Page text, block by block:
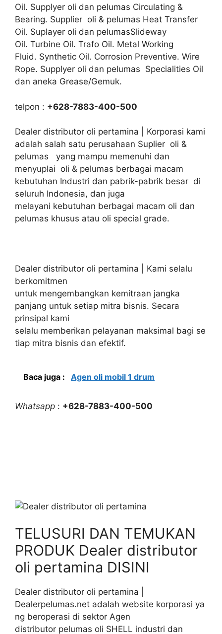
Oil. Supplyer oli dan pelumas Circulating &
Bearing. Supplier oli & pelumas Heat Transfer
Oil. Suplayer oli dan pelumasSlideway
Oil. Turbine Oil. Trafo Oil. Metal Working
Fluid. Synthetic Oil. Corrosion Preventive. Wire
Rope. Supplyer oli dan pelumas Specialities Oil
dan aneka Grease/Gemuk.
telpon : +628-7883-400-500
Dealer distributor oli pertamina | Korporasi kami
adalah salah satu perusahaan Suplier oli &
pelumas yang mampu memenuhi dan
menyuplai oli & pelumas berbagai macam
kebutuhan Industri dan pabrik-pabrik besar di
seluruh Indonesia, dan juga
melayani kebutuhan berbagai macam oli dan
pelumas khusus atau oli special grade.
Dealer distributor oli pertamina | Kami selalu
berkomitmen
untuk mengembangkan kemitraan jangka
panjang untuk setiap mitra bisnis. Secara
prinsipal kami
selalu memberikan pelayanan maksimal bagi se
tiap mitra bisnis dan efektif.
Baca juga : Agen oli mobil 1 drum
Whatsapp : +628-7883-400-500
TELUSURI DAN TEMUKAN
PRODUK Dealer distributor
oli pertamina DISINI
Dealer distributor oli pertamina |
Dealerpelumas.net adalah website korporasi ya
ng beroperasi di sektor Agen
distributor pelumas oli SHELL industri dan